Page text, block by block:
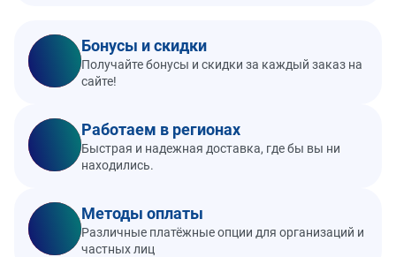
Бонусы и скидки
Получайте бонусы и скидки за каждый заказ на
сайте!
Работаем в регионах
Быстрая и надежная доставка, где бы вы ни
находились.
Методы оплаты
Различные платёжные опции для организаций и
частных лиц